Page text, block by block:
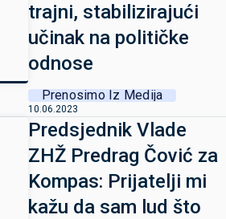
trajni, stabilizirajući
učinak na političke
odnose
Prenosimo Iz Medija
10.06.2023
Predsjednik Vlade
ZHŽ Predrag Čović za
Kompas: Prijatelji mi
kažu da sam lud što